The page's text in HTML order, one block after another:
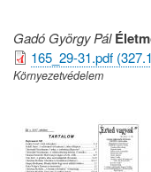
Gadó György Pál
165_29-31.pdf
Környezetvédelem